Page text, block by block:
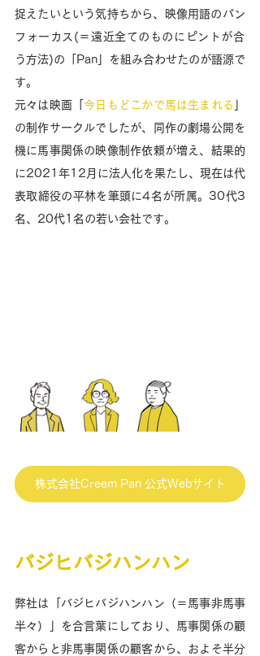
捉えたいという気持ちから、映像用語のパン
フォーカス(＝遠近全てのものにピントが合
う方法)の「Pan」を組み合わせたのが語源で
す。
元々は映画「今日もどこかで馬は生まれる
の制作サークルでしたが、同作の劇場公開を
機に馬事関係の映像制作依頼が増え、結果的
に2021年12月に法人化を果たし、現在は代
表取締役の平林を筆頭に4名が所属。30代3
名、20代1名の若い会社です。
株式会社Creem Pan 公式Webサイト
バジヒバジハンハン
弊社は「バジヒバジハンハン（＝馬事非馬事
半々）」を合言葉にしており、馬事関係の顧
客からと非馬事関係の顧客から、およそ半分